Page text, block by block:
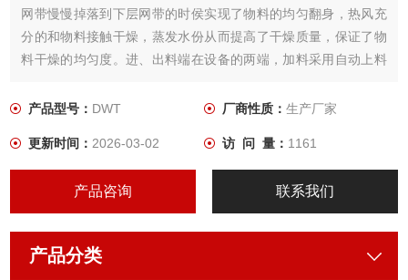
网带慢慢掉落到下层网带的时侯实现了物料的均匀翻身，热风充
分的和物料接触干燥，蒸发水份从而提高了干燥质量，保证了物
料干燥的均匀度。进、出料端在设备的两端，加料采用自动上料
用自动出料，操作非常方便，本设备生产成本低，企业*。是脱水
产品型号： DWT 厂商性质： 生产厂家
更新时间：2026-03-02 访 问 量： 1161
产品咨询 联系我们
产品分类